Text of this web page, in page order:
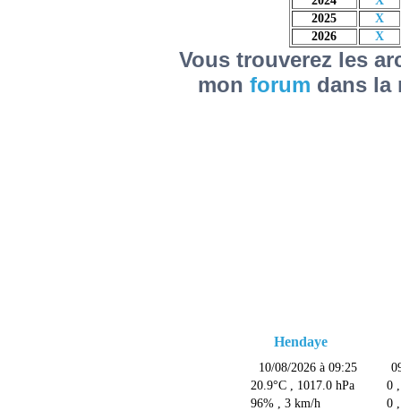
2025
X
2026
X
Vous trouverez les
mon forum dans la
Hendaye